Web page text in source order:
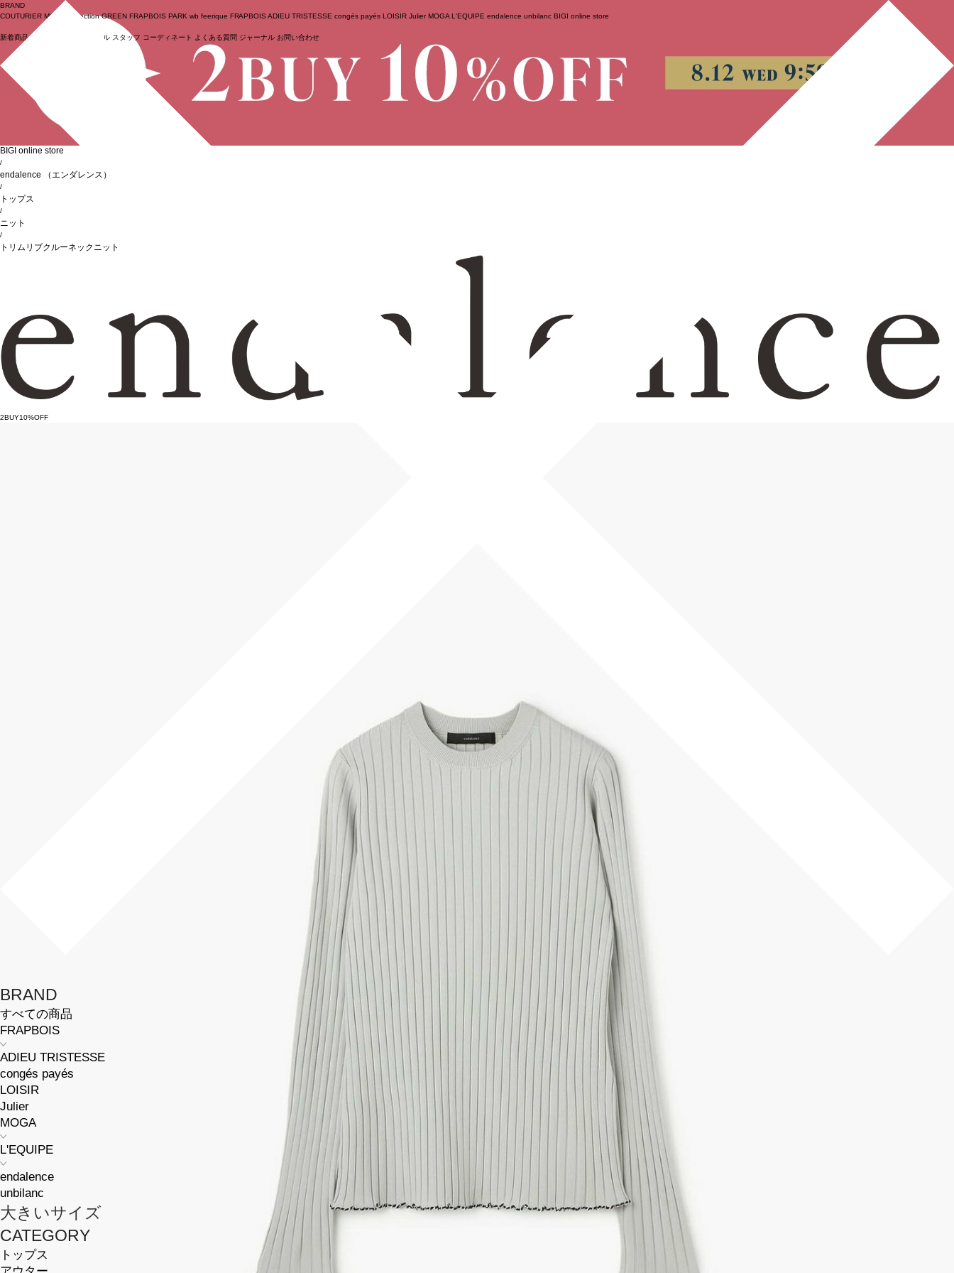
ログイン
BRAND
COUTURIER MOGA Collection GREEN FRAPBOIS PARK wb feerique FRAPBOIS ADIEU TRISTESSE congés payés LOISIR Julier MOGA L'EQUIPE endalence unbilanc BIGI online store
新着商品 (ライブ) セール スタッフ コーディネート よくある質問 ジャーナル お問い合わせ
BRAND
すべての商品
FRAPBOIS
ADIEU TRISTESSE
congés payés
LOISIR
Julier
MOGA
L'EQUIPE
endalence
unbilanc
大きいサイズ
CATEGORY
トップス
BIGI online store
/
endalence （エンダレンス）
/
トップス
/
ニット
/
トリムリブクルーネックニット
2BUY10%OFF